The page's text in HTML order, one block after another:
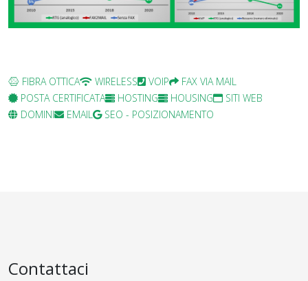
FIBRA OTTICA WIRELESS VOIP
FAX VIA MAIL
POSTA CERTIFICATA
HOSTING HOUSING
SITI WEB
DOMINI
EMAIL SEO - POSIZIONAMENTO
Contattaci